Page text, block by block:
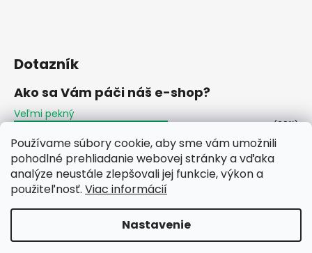
Používame súbory cookie, aby sme vám umožnili
pohodlné prehliadanie webovej stránky a vďaka
analýze neustále zlepšovali jej funkcie, výkon a
použiteľnosť. Viac informácií
Nastavenie
Dotazník
Ako sa Vám páči náš e-shop?
Veľmi pekný
(60%)
Ujde to
Nepáči sa mi